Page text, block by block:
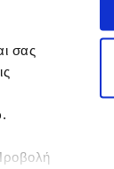
σας